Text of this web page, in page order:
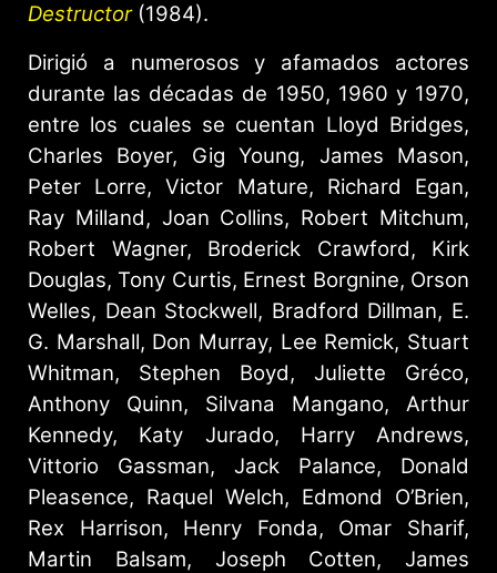
Destructor(1984).
Dirigió a numerosos y afamados actores
durante las décadas de 1950, 1960 y 1970,
entre los cuales se cuentan Lloyd Bridges,
Charles Boyer, Gig Young, James Mason,
Peter Lorre, Victor Mature, Richard Egan,
Ray Milland, Joan Collins, Robert Mitchum,
Robert Wagner, Broderick Crawford, Kirk
Douglas, Tony Curtis, Ernest Borgnine, Orson
Welles, Dean Stockwell, Bradford Dillman, E.
G. Marshall, Don Murray, Lee Remick, Stuart
Whitman, Stephen Boyd, Juliette Gréco,
Anthony Quinn, Silvana Mangano, Arthur
Kennedy, Katy Jurado, Harry Andrews,
Vittorio Gassman, Jack Palance, Donald
Pleasence, Raquel Welch, Edmond O’Brien,
Rex Harrison, Henry Fonda, Omar Sharif,
Martin Balsam, Joseph Cotten, James